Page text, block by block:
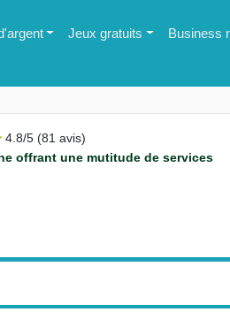
Jeux gratuits Business
4.8/5 (81 avis)
offrant une mutitude de services